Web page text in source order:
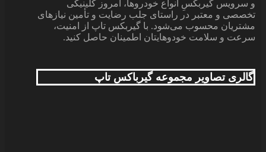
و سرویس گیربکس‌ِ انواع خودروها، امروز کلینیکی
تخصصی و معتبر در راستای جلب رضایت و تأمین نیازهای
مشتریان محسوب می‌‌شود. با گیربکس تاپ از امنیت،
سرعت و سلامت خودوهایتان اطمینان حاصل کنید.
گالری تصاویر مجموعه گیرباکس تاپ